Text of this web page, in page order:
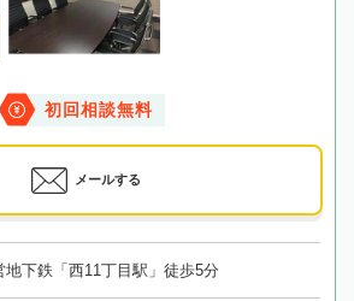
初回相談無料
メールする
地下鉄「西11丁目駅」徒歩5分